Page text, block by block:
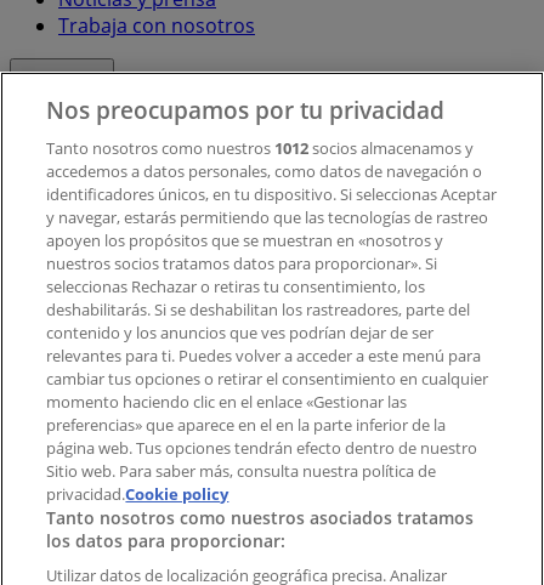
Trabaja con nosotros
Contacto comercial y de marketing
Tienda mal colocada en el mapa
Notificar un folleto
¿Encontraste un problema en la web o en la
aplicación?
Índices
Marcas
Marcas locales
Negocios
Negocios cercanos
Productos
Productos locales
Nos preocupamos por tu privacidad
Tanto nosotros como nuestros 1012socios almacenamos y
accedemos a datos personales, como datos de navegación o
identificadores únicos, en tu dispositivo. Si seleccionas Aceptar
y navegar, estarás permitiendo que las tecnologías de rastreo
apoyen los propósitos que se muestran en «nosotros y
nuestros socios tratamos datos para proporcionar». Si
seleccionas Rechazar o retiras tu consentimiento, los
deshabilitarás. Si se deshabilitan los rastreadores, parte del
contenido y los anuncios que ves podrían dejar de ser
relevantes para ti. Puedes volver a acceder a este menú para
cambiar tus opciones o retirar el consentimiento en cualquier
momento haciendo clic en el enlace «Gestionar las
preferencias» que aparece en el en la parte inferior de la
página web. Tus opciones tendrán efecto dentro de nuestro
Sitio web. Para saber más, consulta nuestra política de
privacidad.Cookie policy
Tanto nosotros como nuestros asociados tratamos
los datos para proporcionar:
Utilizar datos de localización geográfica precisa. Analizar